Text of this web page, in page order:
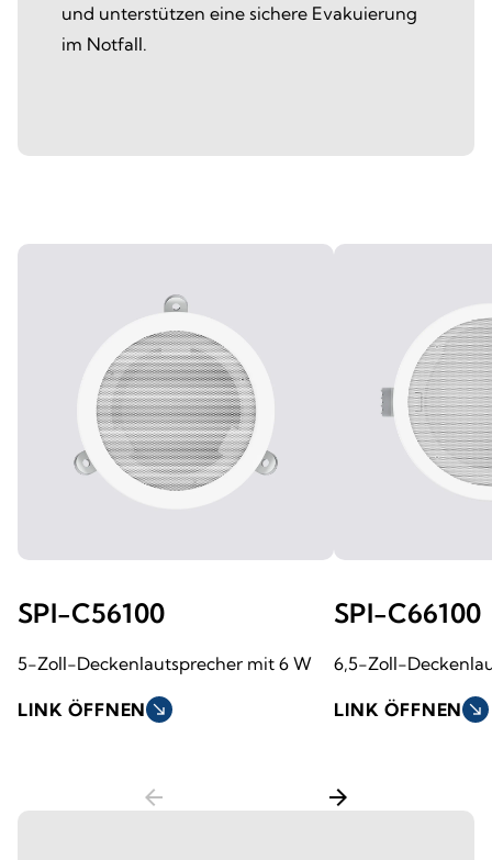
und unterstützen eine sichere Evakuierung
im Notfall.
SPI-C56100
5-Zoll-Deckenlautsprecher mit 6 W
LINK ÖFFNEN south_east
SPI-C66100
6,5-Zoll-
LINK ÖFFNEN south_east
arrow_back arrow_forward